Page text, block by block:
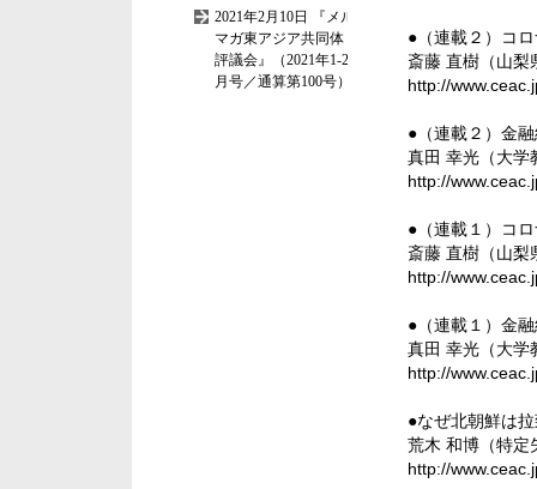
●（連載２）コ
斎藤 直樹（山梨
http://
●（連載２）金
真田 幸光（大学
http://
●（連載１）コ
斎藤 直樹（山梨
http://
●（連載１）金
真田 幸光（大学
http://
●なぜ北朝鮮は
荒木 和博（特定
http://